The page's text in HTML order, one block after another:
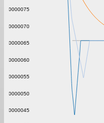
0.0000045
0.0000050
0.0000055
0.0000060
0.0000065
0.0000070
0.0000075